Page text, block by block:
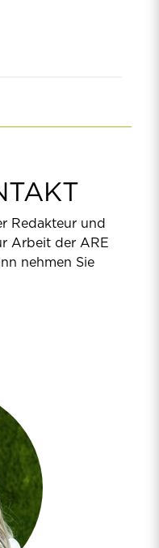
Redakteur und
Arbeit der ARE
nehmen Sie